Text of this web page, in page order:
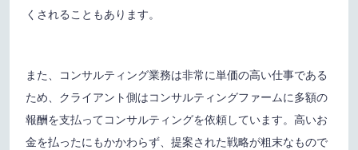
くされることもあります。
また、コンサルティング業務は非常に単価の高い仕事である
ため、クライアント側はコンサルティングファームに多額の
報酬を支払ってコンサルティングを依頼しています。高いお
金を払ったにもかかわらず、提案された戦略が粗末なもので